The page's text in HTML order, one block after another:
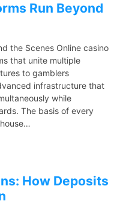
Run Beyond
the Scenes Online casino
that unite multiple
to gamblers
infrastructure that
while
The basis of every
How Deposits